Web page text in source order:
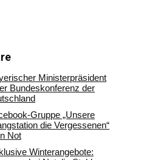
Ministerpräsident
Bundeskonferenz der
Gruppe „Unsere
die Vergessenen“
Not
Winterangebote: